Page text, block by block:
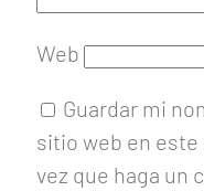
Web
Guardar mi
sitio web en este
vez que haga un